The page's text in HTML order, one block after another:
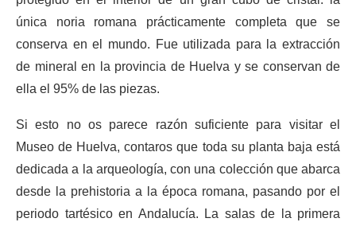
única noria romana prácticamente completa que se
conserva en el mundo. Fue utilizada para la extracción
de mineral en la provincia de Huelva y se conservan de
ella el 95% de las piezas.
Si esto no os parece razón suficiente para visitar el
Museo de Huelva, contaros que toda su planta baja está
dedicada a la arqueología, con una colección que abarca
desde la prehistoria a la época romana, pasando por el
periodo tartésico en Andalucía. La salas de la primera